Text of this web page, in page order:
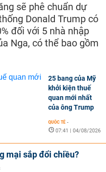
sẽ phê chuẩn dự
Donald Trump có
đối với 5 nhà nhập
Nga, có thể bao gồm
25 bang của Mỹ
khởi kiện thuế
quan mới nhất
của ông Trump
QUỐC TẾ -
07:41 | 04/08/2026
mại sắp đổi chiều?